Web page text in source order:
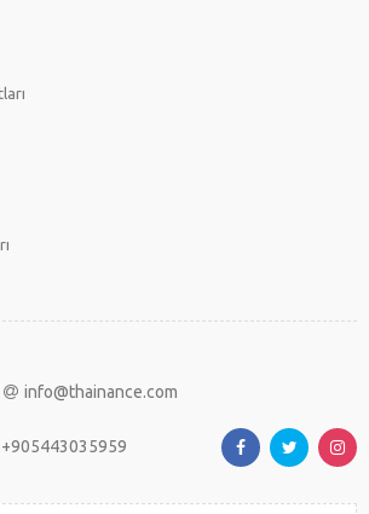
info@thainance.com